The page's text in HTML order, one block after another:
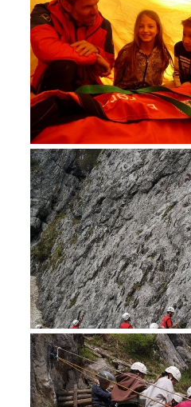
Secours alpin